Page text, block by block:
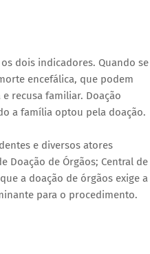
dois indicadores. Quando se
encefálica, que podem
recusa familiar. Doação
a família optou pela doação.
e diversos atores
Doação de Órgãos; Central de
a doação de órgãos exige a
para o procedimento.